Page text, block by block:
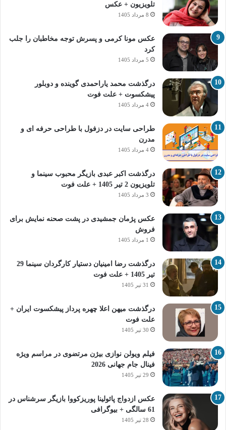
تلویزیون + عکس
8 مرداد 1405
عکس مونا کرمی و پسرش توجه مخاطبان را جلب
کرد
5 مرداد 1405
درگذشت محمد یاراحمدی گوینده و دوبلور
پیشکسوت + علت فوت
4 مرداد 1405
طراحی سایت در دزفول با طراحی حرفه‌ ای و
مدرن
4 مرداد 1405
درگذشت اکبر عبدی بازیگر محبوب سینما و
تلویزیون 2 تیر 1405 + علت فوت
3 مرداد 1405
عکس پژمان جمشیدی در پشت صحنه نمایش برای
فروش
1 مرداد 1405
درگذشت رضا امینیان دستیار کارگردان سینما 29
تیر 1405 + علت فوت
31 تیر 1405
درگذشت میهن اعلا چهره پرداز پیشکسوت ایران +
علت فوت
30 تیر 1405
فیلم ویولن نوازی بیژن مرتضوی در مراسم ویژه
فینال جام جهانی 2026
29 تیر 1405
عکس ازدواج پائولینا پوریزکووا بازیگر سرشناس در
61 سالگی + بیوگرافی
28 تیر 1405